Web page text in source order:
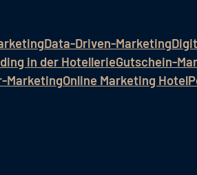
Data-Driven-Marketing
in der HotellerieGutschein-
MarketingOnline Marketing Hotel